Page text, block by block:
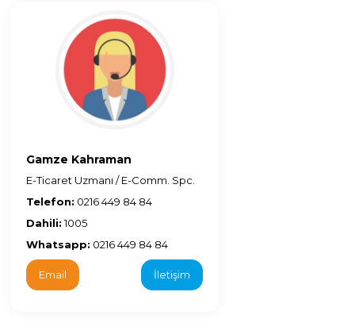
Gamze Kahraman
E-Ticaret Uzmanı / E-Comm. Spc.
Telefon: 0216 449 84 84
Dahili:1005
Whatsapp: 0216 449 84 84
Email İletişim